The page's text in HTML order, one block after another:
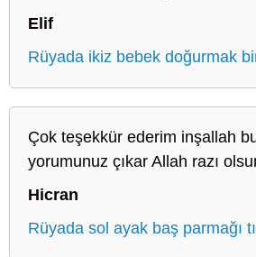
Elif
Rüyada ikiz bebek doğurmak
Çok teşekkür ederim inşallah
yorumunuz çıkar Allah razı
Hicran
Rüyada sol ayak baş parmağı